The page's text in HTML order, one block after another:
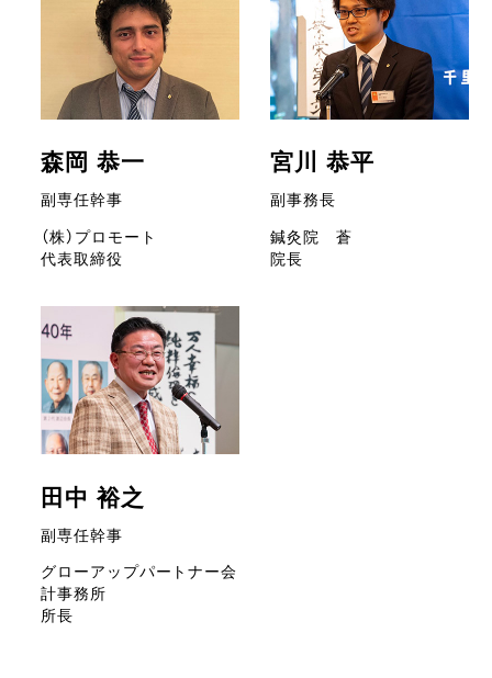
森岡 恭一
副専任幹事
（株）プロモート
代表取締役
宮川 恭平
副事務長
鍼灸院 蒼
院長
田中 裕之
副専任幹事
グローアップパートナー会
計事務所
所長